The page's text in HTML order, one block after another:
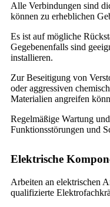
Alle Verbindungen sind
können zu erheblichen
Es ist auf mögliche
Gegebenenfalls sind
installieren.
Zur Beseitigung von
oder aggressiven
Materialien angreifen
Regelmäßige Wartung
Funktionsstörungen und
Elektrische
Arbeiten an elektrischen
qualifizierte